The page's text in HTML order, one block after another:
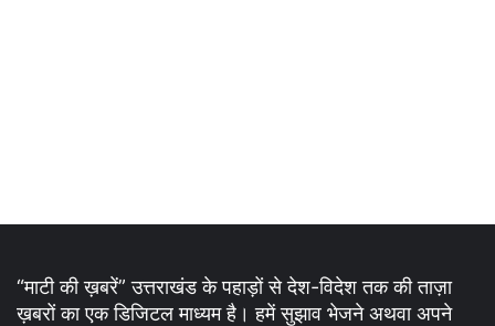
“माटी की ख़बरें” उत्तराखंड के पहाड़ों से देश-विदेश तक की ताज़ा
ख़बरों का एक डिजिटल माध्यम है। हमें सुझाव भेजने अथवा अपने